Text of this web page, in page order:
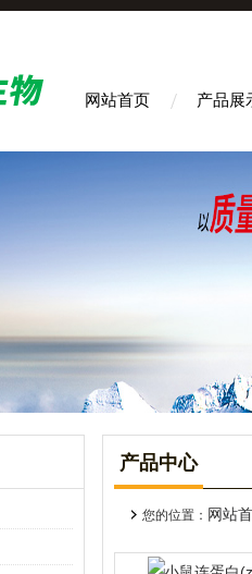
网站首页 产品展
产品中心
您的位置： 网站